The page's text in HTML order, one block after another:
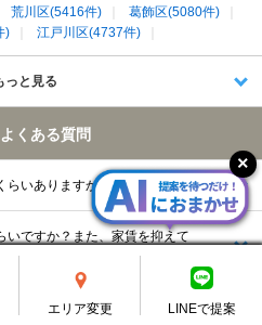
エリア変更 LINEで提案
荒川区(5416件)
葛飾区(5080件)
)
江戸川区(4737件)
っと見る
くある質問
いありますか？
いですか？また、家賃を抑えて